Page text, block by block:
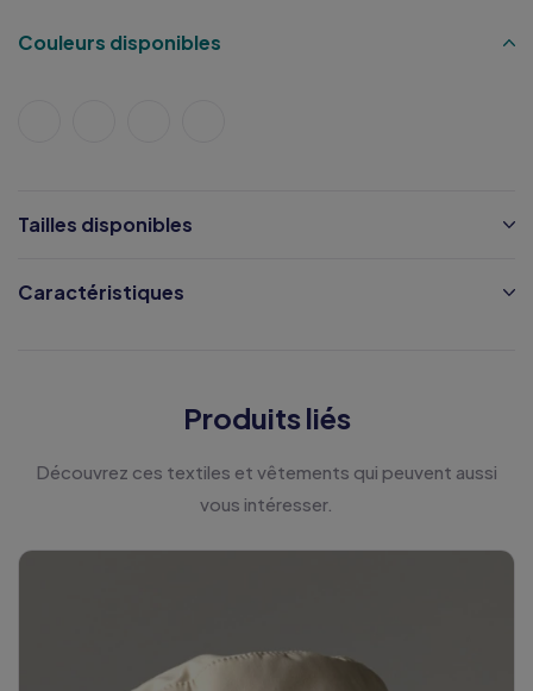
Couleurs disponibles
Tailles disponibles
Caractéristiques
Produits liés
Découvrez ces textiles et vêtements qui peuvent aussi
vous intéresser.